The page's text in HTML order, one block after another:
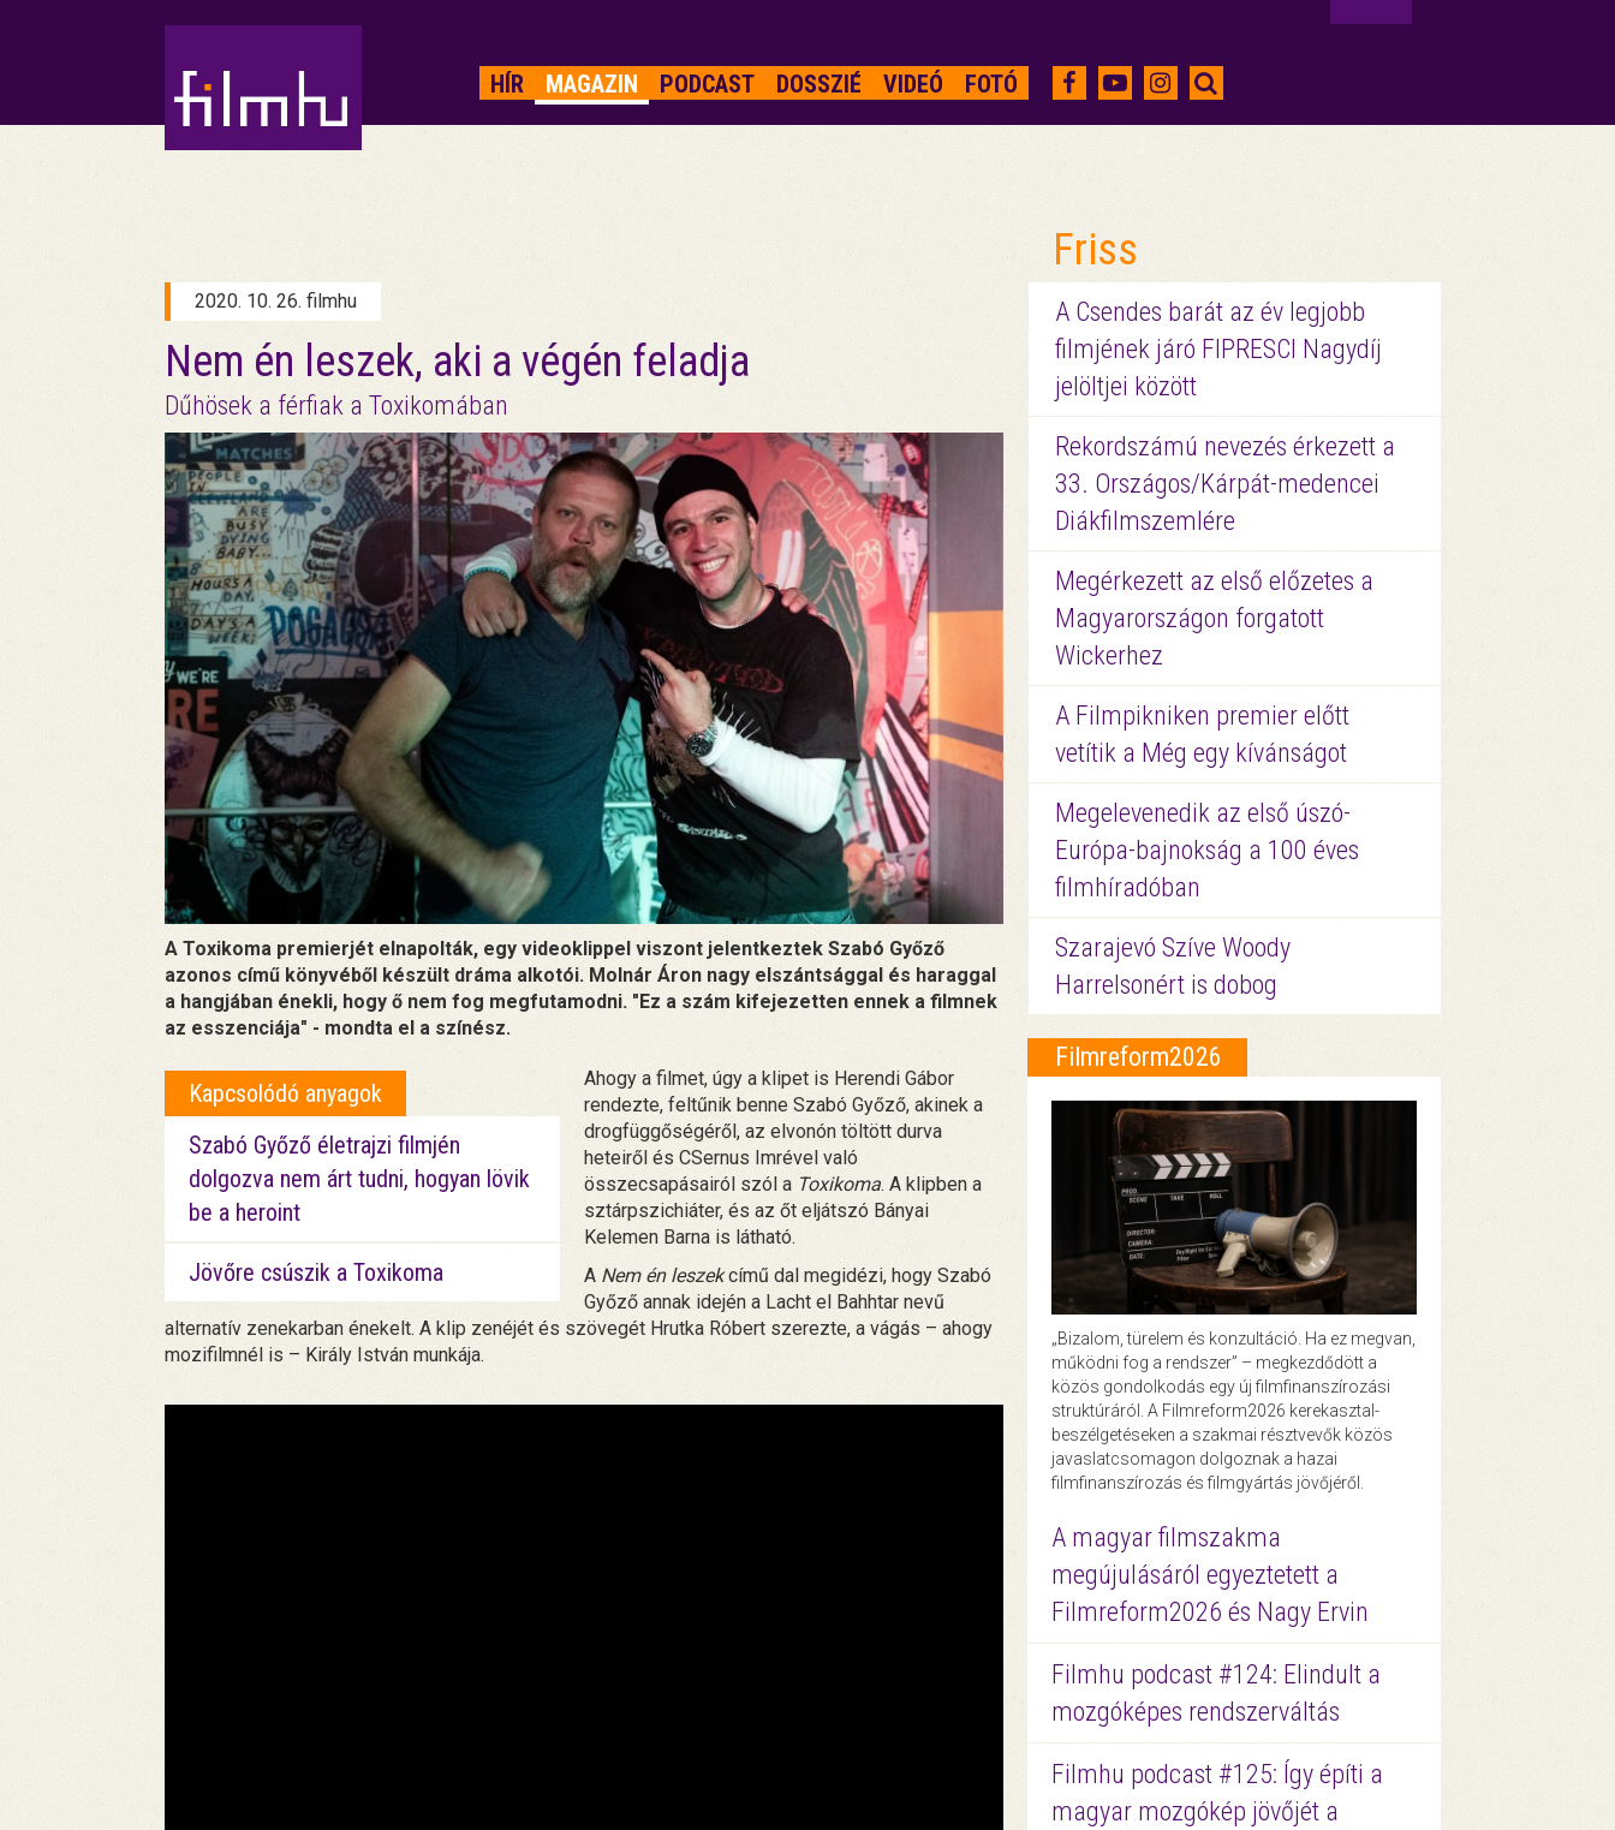
HÍR MAGAZIN PODCAST DOSSZIÉ VIDEÓ FOTÓ
2020. 10. 26. filmhu
Nem én leszek, aki a végén feladja
Dűhösek a férfiak a Toxikomában
A Toxikoma premierjét elnapolták, egy videoklippel viszont jelentkeztek Szabó Győző
azonos című könyvéből készült dráma alkotói. Molnár Áron nagy elszántsággal és haraggal
a hangjában énekli, hogy ő nem fog megfutamodni. "Ez a szám kifejezetten ennek a filmnek
az esszenciája" - mondta el a színész.
Kapcsolódó anyagok
Szabó Győző életrajzi filmjén
dolgozva nem árt tudni, hogyan lövik
be a heroint
Jövőre csúszik a Toxikoma
Ahogy a filmet, úgy a klipet is Herendi Gábor
rendezte, feltűnik benne Szabó Győző, akinek a
drogfüggőségéről, az elvonón töltött durva
heteiről és CSernus Imrével való
összecsapásairól szól a Toxikoma. A klipben a
sztárpszichiáter, és az őt eljátszó Bányai
Kelemen Barna is látható.
A Nem én leszekcímű dal megidézi, hogy Szabó
Győző annak idején a Lacht el Bahhtar nevű
alternatív zenekarban énekelt. A klip zenéjét és szövegét Hrutka Róbert szerezte, a vágás – ahogy
mozifilmnél is – Király István munkája.
Friss
A Csendes barát az év legjobb
filmjének járó FIPRESCI Nagydíj
jelöltjei között
Rekordszámú nevezés érkezett a
33. Országos/Kárpát-medencei
Diákfilmszemlére
Megérkezett az első előzetes a
Magyarországon forgatott
Wickerhez
A Filmpikniken premier előtt
vetítik a Még egy kívánságot
Megelevenedik az első úszó-
Európa-bajnokság a 100 éves
filmhíradóban
Szarajevó Szíve Woody
Harrelsonért is dobog
Filmreform2026
„Bizalom, türelem és konzultáció. Ha ez megvan,
működni fog a rendszer” – megkezdődött a
közös gondolkodás egy új filmfinanszírozási
struktúráról. A Filmreform2026 kerekasztal-
beszélgetéseken a szakmai résztvevők közös
javaslatcsomagon dolgoznak a hazai
filmfinanszírozás és filmgyártás jövőjéről.
A magyar filmszakma
megújulásáról egyeztetett a
Filmreform2026 és Nagy Ervin
Filmhu podcast #124: Elindult a
mozgóképes rendszerváltás
Filmhu podcast #125: Így építi a
magyar mozgókép jövőjét a